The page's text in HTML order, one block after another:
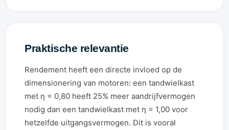
Praktische relevantie
Rendement heeft een directe invloed op de
dimensionering van motoren: een tandwielkast
met η = 0,80 heeft 25% meer aandrijfvermogen
nodig dan een tandwielkast met η = 1,00 voor
hetzelfde uitgangsvermogen. Dit is vooral